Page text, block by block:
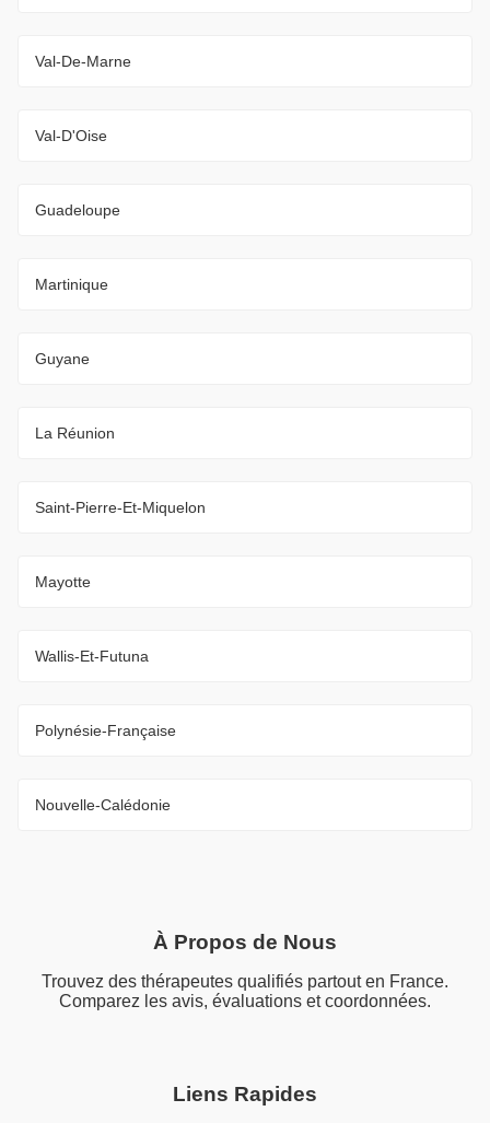
Val-De-Marne
Val-D'Oise
Guadeloupe
Martinique
Guyane
La Réunion
Saint-Pierre-Et-Miquelon
Mayotte
Wallis-Et-Futuna
Polynésie-Française
Nouvelle-Calédonie
À Propos de Nous
Trouvez des thérapeutes qualifiés partout en France.
Comparez les avis, évaluations et coordonnées.
Liens Rapides